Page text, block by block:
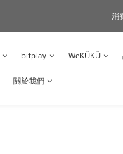
消
bitplay WeKÜKÜ
關於我們